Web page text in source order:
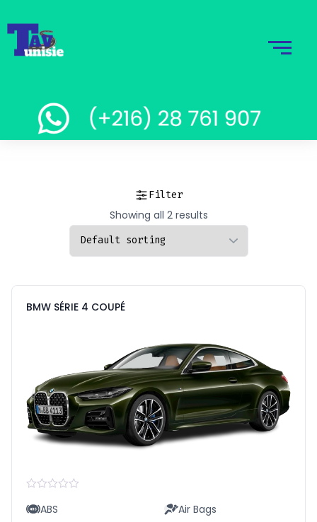
Filter
Showing all 2 results
BMW SÉRIE 4 COUPÉ
0
ABS
Air Bags